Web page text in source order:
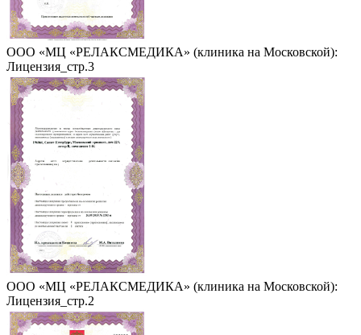
ООО «МЦ «РЕЛАКСМЕДИКА» (клиника на Московской):
Лицензия_стр.3
ООО «МЦ «РЕЛАКСМЕДИКА» (клиника на Московской):
Лицензия_стр.2